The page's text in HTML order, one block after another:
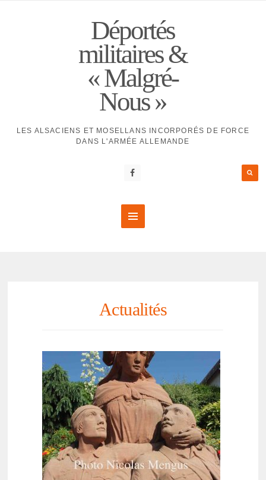
Déportés
militaires &
« Malgré-
Nous »
LES ALSACIENS ET MOSELLANS INCORPORÉS DE FORCE
DANS L'ARMÉE ALLEMANDE
Actualités